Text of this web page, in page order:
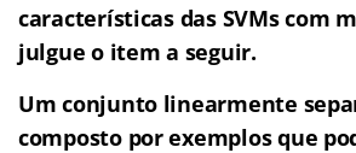
características das SVMs com
julgue o item a seguir.
Um conjunto linearmente
composto por exemplos que